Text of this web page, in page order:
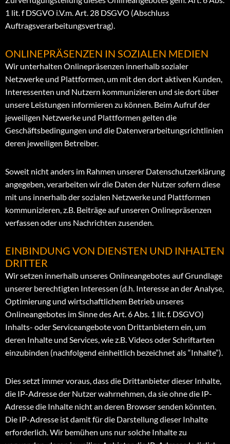
1 lit. f DSGVO i.V.m. Art. 28 DSGVO (Abschluss
Auftragsverarbeitungsvertrag).
ONLINEPRÄSENZEN IN SOZIALEN MEDIEN
Wir unterhalten Onlinepräsenzen innerhalb sozialer
Netzwerke und Plattformen, um mit den dort aktiven Kunden,
Interessenten und Nutzern kommunizieren und sie dort über
unsere Leistungen informieren zu können. Beim Aufruf der
jeweiligen Netzwerke und Plattformen gelten die
Geschäftsbedingungen und die Datenverarbeitungsrichtlinien
deren jeweiligen Betreiber.
Soweit nicht anders im Rahmen unserer Datenschutzerklärung
angegeben, verarbeiten wir die Daten der Nutzer sofern diese
mit uns innerhalb der sozialen Netzwerke und Plattformen
kommunizieren, z.B. Beiträge auf unseren Onlinepräsenzen
verfassen oder uns Nachrichten zusenden.
EINBINDUNG VON DIENSTEN UND INHALTEN
DRITTER
Wir setzen innerhalb unseres Onlineangebotes auf Grundlage
unserer berechtigten Interessen (d.h. Interesse an der Analyse,
Optimierung und wirtschaftlichem Betrieb unseres
Onlineangebotes im Sinne des Art. 6 Abs. 1 lit. f. DSGVO)
Inhalts- oder Serviceangebote von Drittanbietern ein, um
deren Inhalte und Services, wie z.B. Videos oder Schriftarten
einzubinden (nachfolgend einheitlich bezeichnet als “Inhalte”).
Dies setzt immer voraus, dass die Drittanbieter dieser Inhalte,
die IP-Adresse der Nutzer wahrnehmen, da sie ohne die IP-
Adresse die Inhalte nicht an deren Browser senden könnten.
Die IP-Adresse ist damit für die Darstellung dieser Inhalte
erforderlich. Wir bemühen uns nur solche Inhalte zu